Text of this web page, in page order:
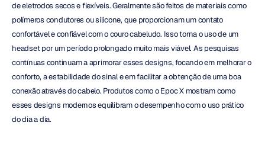
de eletrodos secos e flexíveis. Geralmente são feitos de materiais como
polímeros condutores ou silicone, que proporcionam um contato
confortável e confiável com o couro cabeludo. Isso torna o uso de um
headset por um período prolongado muito mais viável. As pesquisas
contínuas continuam a aprimorar esses designs, focando em melhorar o
conforto, a estabilidade do sinal e em facilitar a obtenção de uma boa
conexão através do cabelo. Produtos como o Epoc X mostram como
esses designs modernos equilibram o desempenho com o uso prático
do dia a dia.